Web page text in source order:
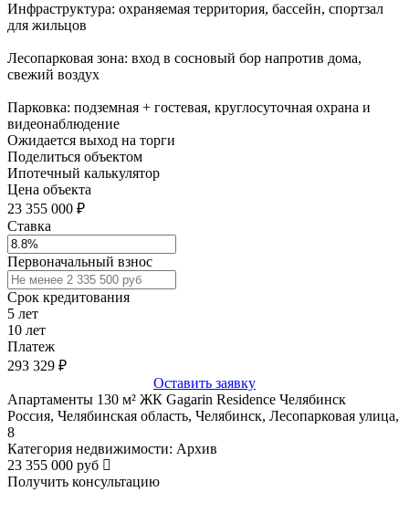
Инфраструктура: охраняемая территория, бассейн, спортзал
для жильцов
Лесопарковая зона: вход в сосновый бор напротив дома,
свежий воздух
Парковка: подземная + гостевая, круглосуточная охрана и
видеонаблюдение
Ожидается выход на торги
Поделиться объектом
Ипотечный калькулятор
Цена объекта
23 355 000 ₽
Ставка
Первоначальный взнос
Срок кредитования
5 лет
10 лет
Платеж
293 329 ₽
Оставить заявку
Апартаменты 130 м² ЖК Gagarin Residence Челябинск
Россия, Челябинская область, Челябинск, Лесопарковая улица,
8
Категория недвижимости: Архив
23 355 000 руб
Получить консультацию